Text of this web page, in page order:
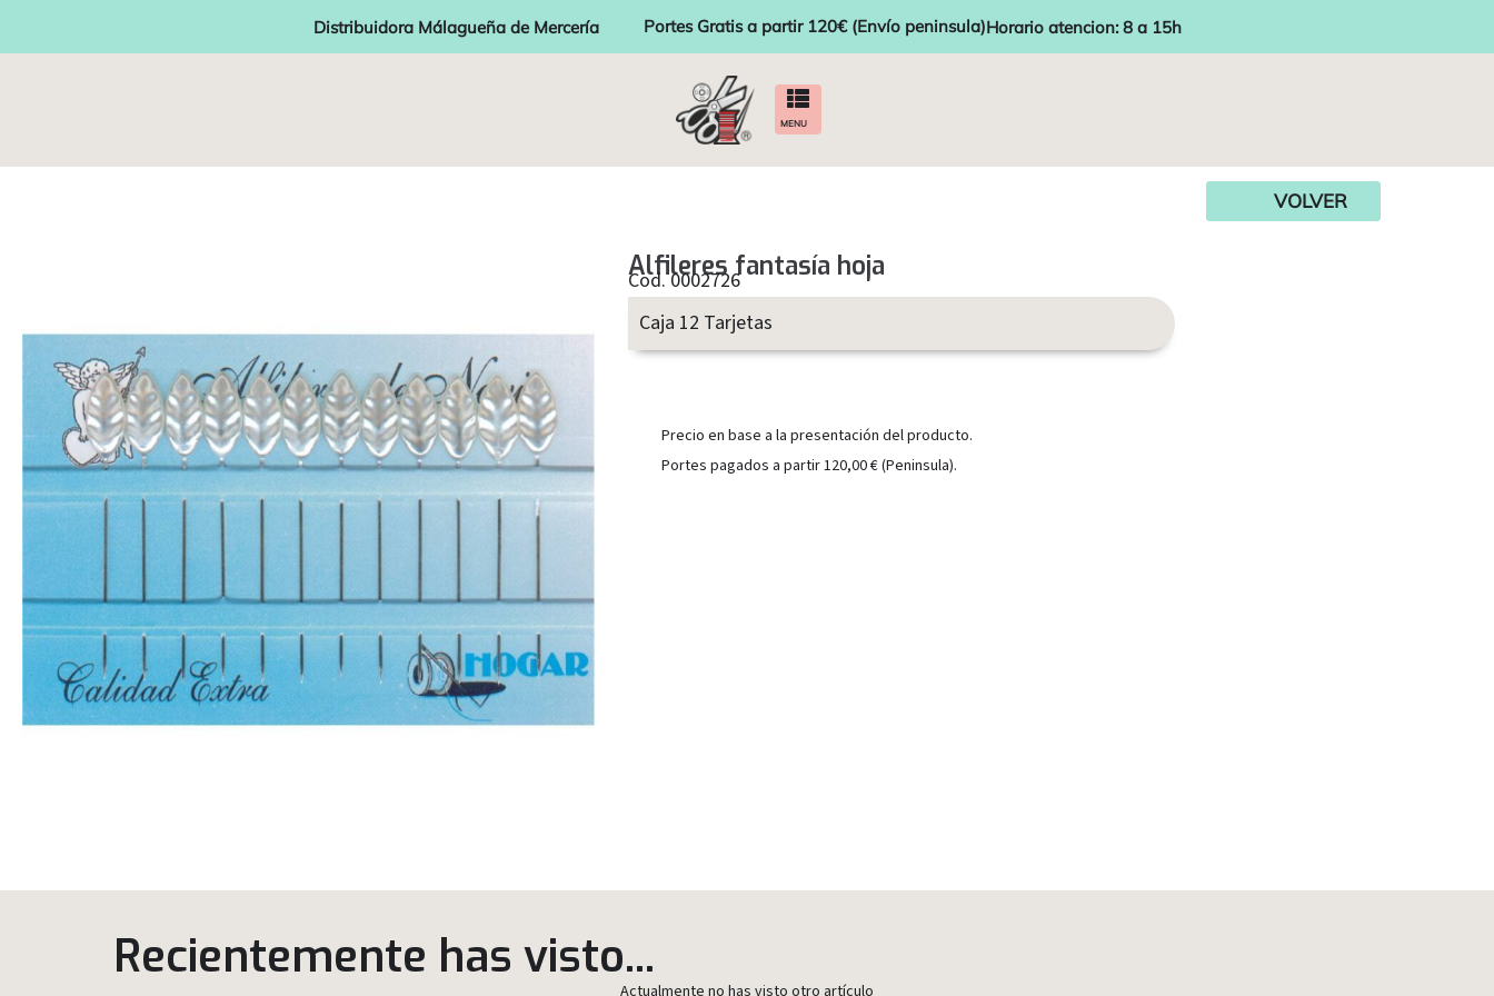
Distribuidora Málagueña de Mercería Portes Gratis a partir 120€ (Envío peninsula)Horario atencion: 8 a 15h
MENU
VOLVER
Alfileres fantasía hoja
Cod. 0002726
Caja 12 Tarjetas
Precio en base a la presentación del producto.
Portes pagados a partir 120,00 € (Peninsula).
Recientemente has visto...